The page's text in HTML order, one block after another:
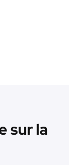
sur la